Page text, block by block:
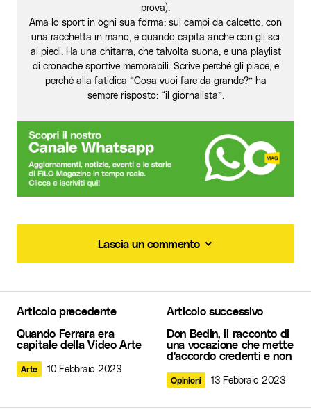
prova).
Ama lo sport in ogni sua forma: sui campi da calcetto, con
una racchetta in mano, e quando capita anche con gli sci
ai piedi. Ha una chitarra, che talvolta suona, e una playlist
di cronache sportive memorabili. Scrive perché gli piace, e
perché alla fatidica “Cosa vuoi fare da grande?” ha
sempre risposto: “il giornalista”.
Lascia un commento
Il tuo indirizzo email non sarà pubblicato. I
campi obbligatori sono contrassegnati*
Commento*
Articolo precedente
Quando Ferrara era
capitale della Video Arte
Arte 10 Febbraio 2023
Articolo successivo
Don Bedin, il racconto di
una vocazione che mette
d'accordo credenti e non
Opinioni 13 Febbraio 2023